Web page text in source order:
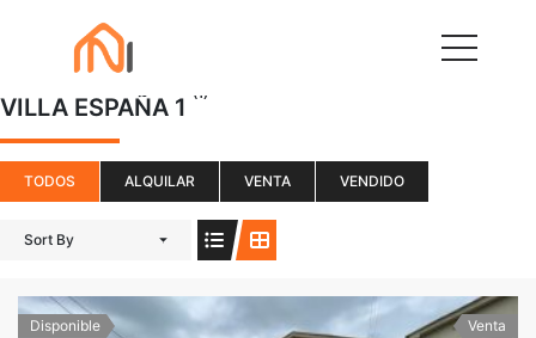
VILLA ESPAÑA 1 (1)
TODOS ALQUILAR VENTA VENDIDO
Sort By
Disponible
Venta